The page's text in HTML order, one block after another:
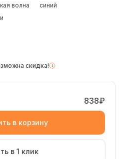
волна
синий
скидка!
838₽
в корзину
в 1 клик